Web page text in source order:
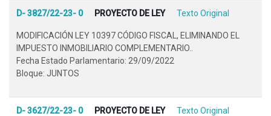
D- 3827/22-23- 0 PROYECTO DE LEY Texto Original
MODIFICACIÓN LEY 10397 CÓDIGO FISCAL, ELIMINANDO EL
IMPUESTO INMOBILIARIO COMPLEMENTARIO..
Fecha Estado Parlamentario: 29/09/2022
Bloque: JUNTOS
D- 3627/22-23- 0 PROYECTO DE LEY Texto Original